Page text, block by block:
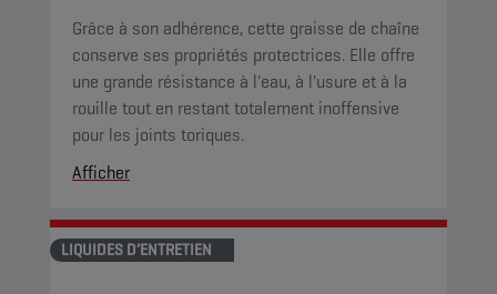
Grâce à son adhérence, cette graisse de chaîne
conserve ses propriétés protectrices. Elle offre
une grande résistance à l'eau, à l'usure et à la
rouille tout en restant totalement inoffensive
pour les joints toriques.
Afficher
LIQUIDES D’ENTRETIEN